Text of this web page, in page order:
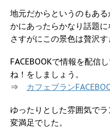
地元だからというのもあ
かにあったらかなり話題
さすがにこの景色は贅沢す
FACEBOOKで情報を配信
ね！をしましょう。
⇒ カフェブラン
ゆったりとした雰囲気で
変満足でした。